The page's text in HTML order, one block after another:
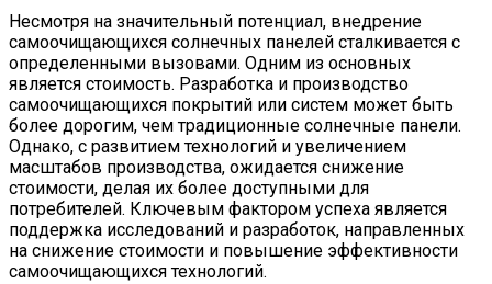
Несмотря на значительный потенциал, внедрение
самоочищающихся солнечных панелей сталкивается с
определенными вызовами. Одним из основных
является стоимость. Разработка и производство
самоочищающихся покрытий или систем может быть
более дорогим, чем традиционные солнечные панели.
Однако, с развитием технологий и увеличением
масштабов производства, ожидается снижение
стоимости, делая их более доступными для
потребителей. Ключевым фактором успеха является
поддержка исследований и разработок, направленных
на снижение стоимости и повышение эффективности
самоочищающихся технологий.